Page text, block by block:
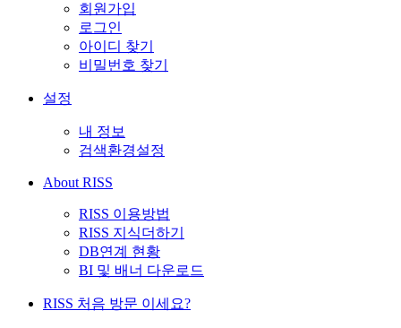
회원가입
로그인
아이디 찾기
비밀번호 찾기
설정
내 정보
검색환경설정
About RISS
RISS 이용방법
RISS 지식더하기
DB연계 현황
BI 및 배너 다운로드
RISS 처음 방문 이세요?